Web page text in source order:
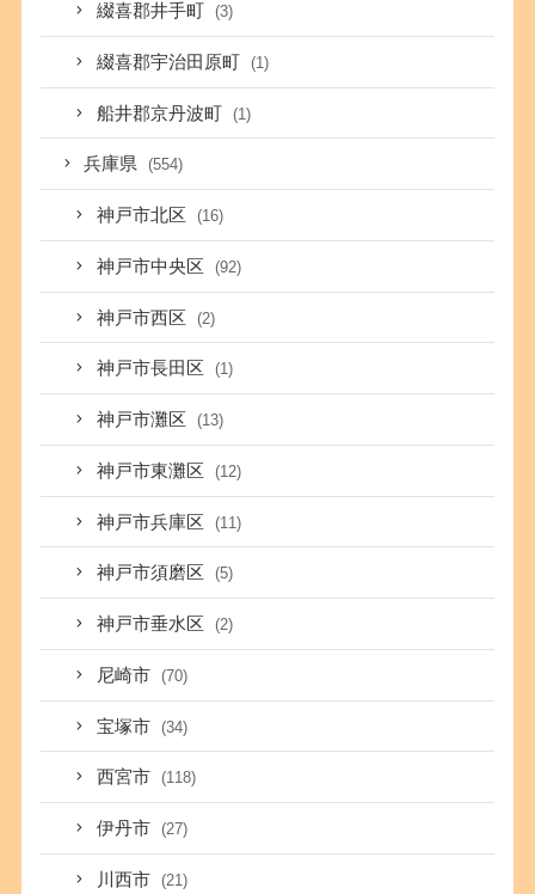
綴喜郡井手町 (3)
綴喜郡宇治田原町 (1)
船井郡京丹波町 (1)
兵庫県 (554)
神戸市北区 (16)
神戸市中央区 (92)
神戸市西区 (2)
神戸市長田区 (1)
神戸市灘区 (13)
神戸市東灘区 (12)
神戸市兵庫区 (11)
神戸市須磨区 (5)
神戸市垂水区 (2)
尼崎市 (70)
宝塚市 (34)
西宮市 (118)
伊丹市 (27)
川西市 (21)